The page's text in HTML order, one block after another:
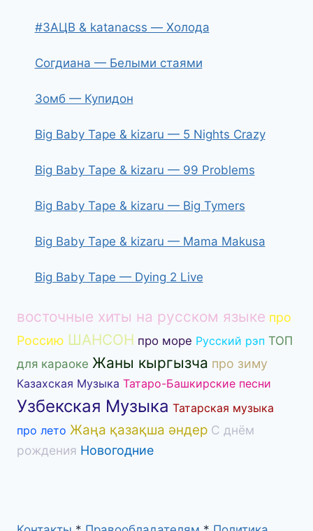
#ЗАЦВ & katanacss — Холода
Согдиана — Белыми стаями
Зомб — Купидон
Big Baby Tape & kizaru — 5 Nights Crazy
Big Baby Tape & kizaru — 99 Problems
Big Baby Tape & kizaru — Big Tymers
Big Baby Tape & kizaru — Mama Makusa
Big Baby Tape — Dying 2 Live
восточные хиты на русском языке про
Россию ШАНСОН про море Русский рэп ТОП
для караоке Жаны кыргызча про зиму
Казахская Музыка Татаро-Башкирские песни
Узбекская Музыка Татарская музыка
про лето Жаңа қазақша әндер С днём
рождения Новогодние